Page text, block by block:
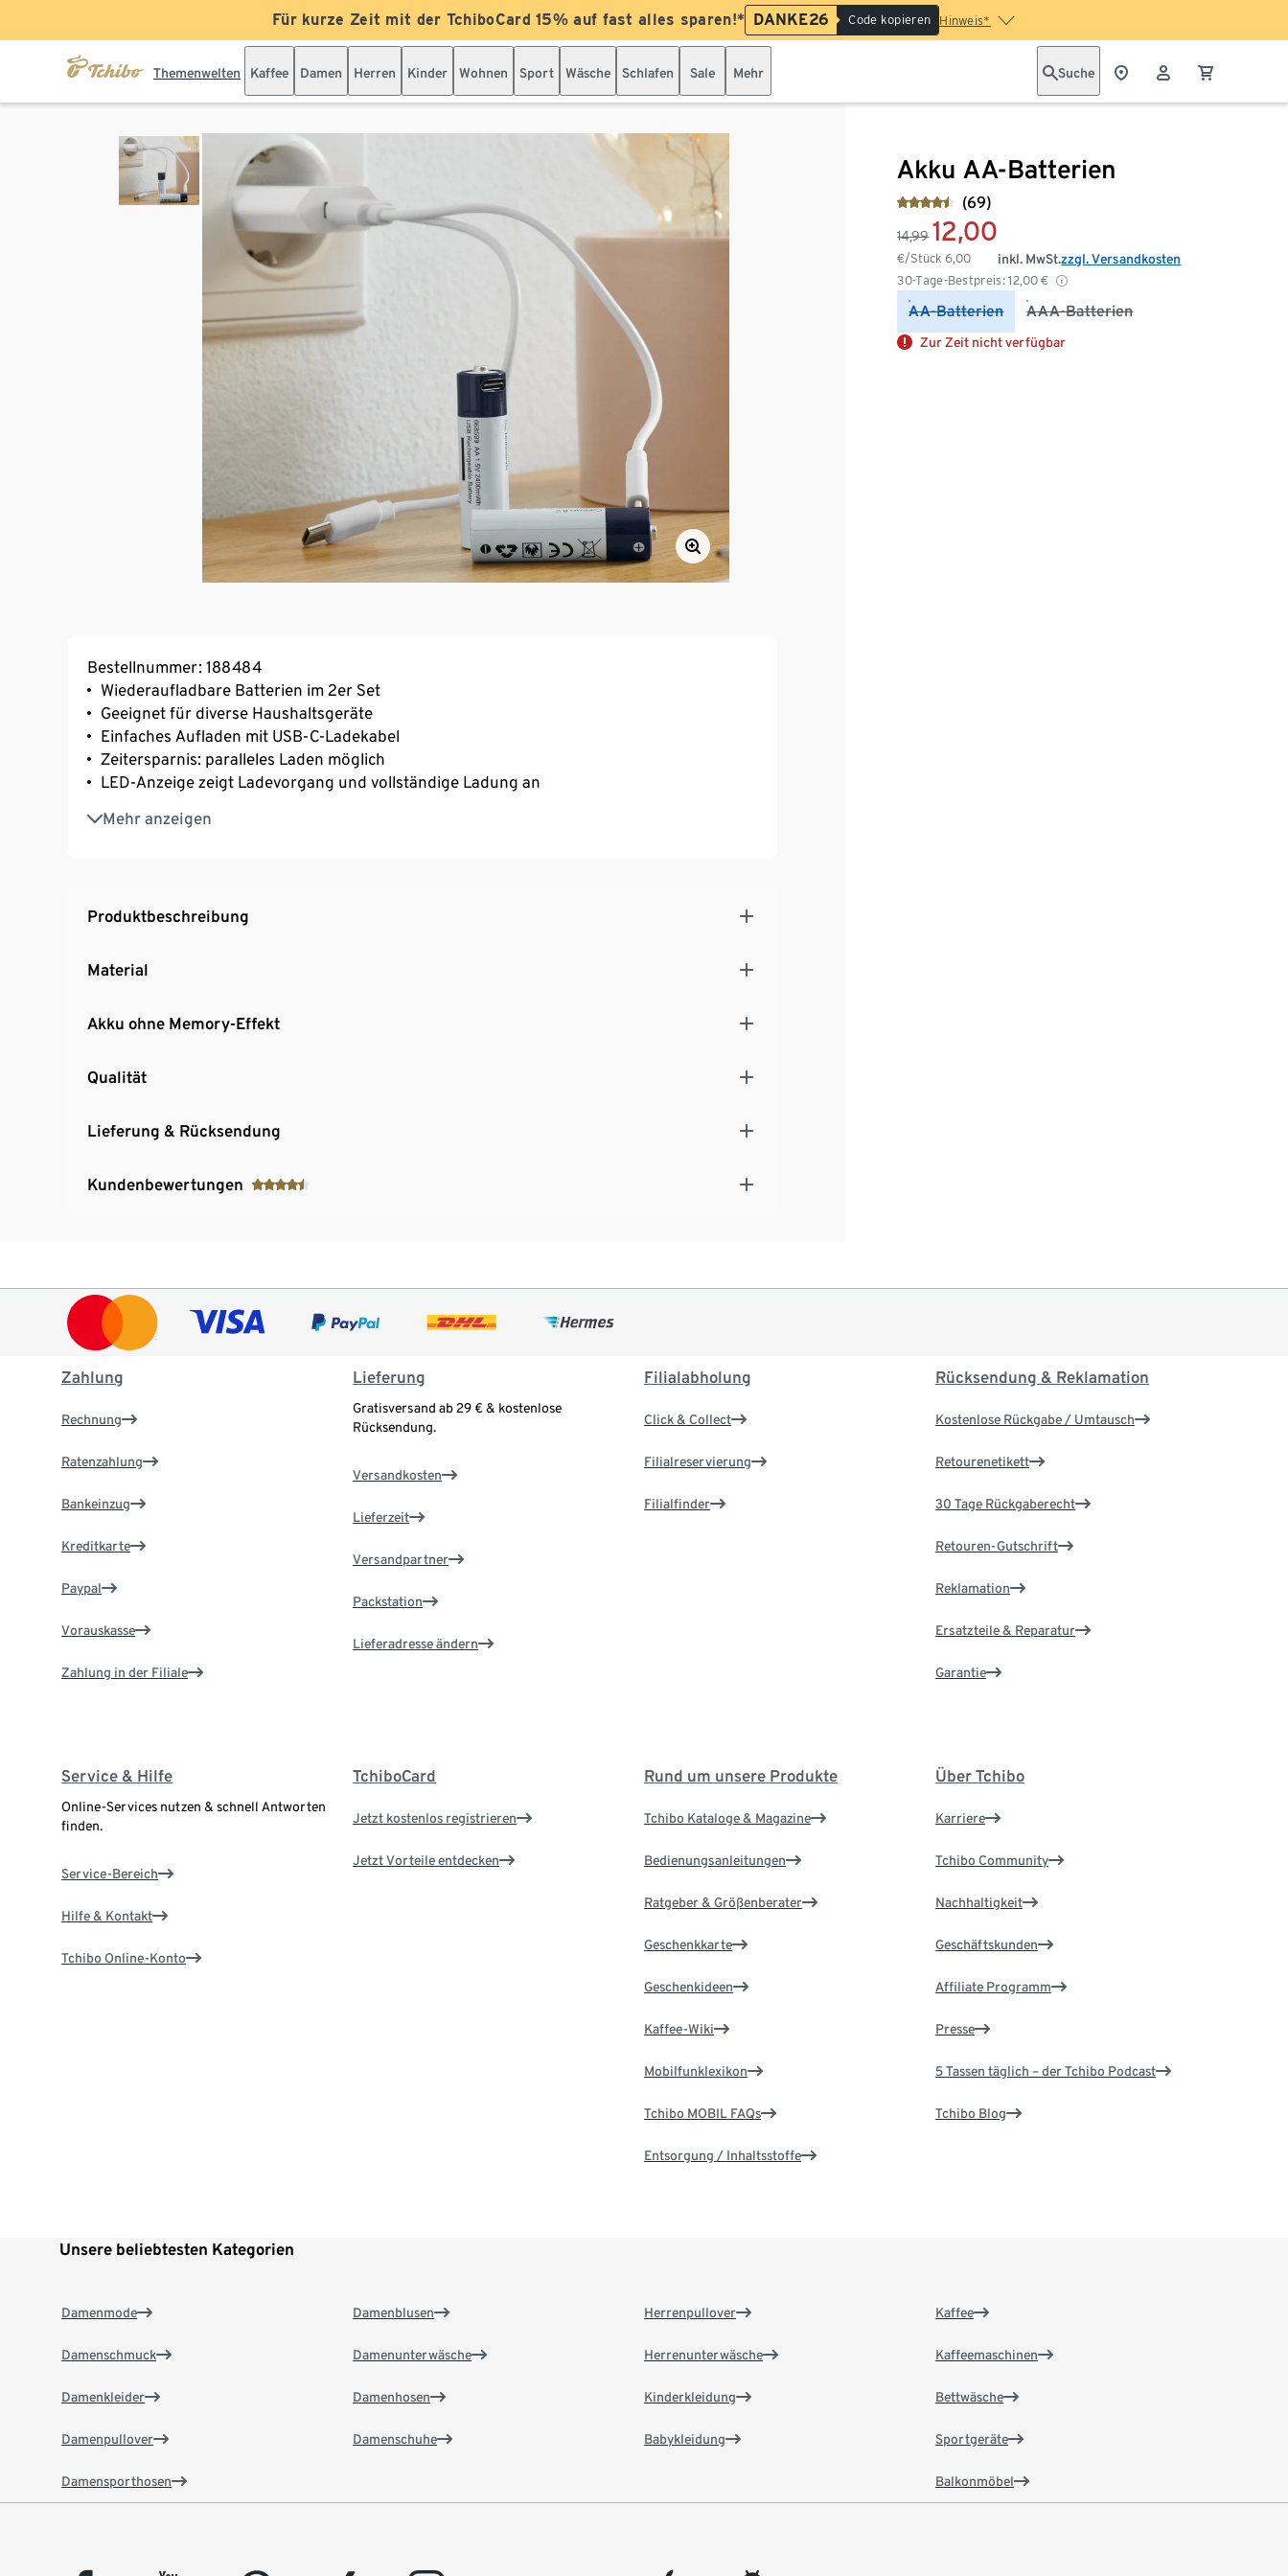
Für kurze Zeit mit der TchiboCard 15% auf fast alles sparen!* DANKE26 Code kopieren Hinweis*
Themenwelten Kaffee Damen Herren Kinder Wohnen Sport Wäsche Schlafen Sale Mehr Suche
Akku AA-Batterien
(69)
14,99 12,00
€/Stück6,00
30-Tage-Bestpreis: 12,00 €
inkl. MwSt.zzgl. Versandkosten
AA-Batterien AAA-Batterien
Zur Zeit nicht verfügbar
Bestellnummer: 188484
Wiederaufladbare Batterien im 2er Set
Geeignet für diverse Haushaltsgeräte
Einfaches Aufladen mit USB-C-Ladekabel
Zeitersparnis: paralleles Laden möglich
LED-Anzeige zeigt Ladevorgang und vollständige Ladung an
Mehr anzeigen
Ladezeit: max. 3 Stunden
Inkl. USB-C-Ladekabel
Produktbeschreibung
Material
Akku ohne Memory-Effekt
Qualität
Lieferung & Rücksendung
Kundenbewertungen
Zahlung
Rechnung
Ratenzahlung
Bankeinzug
Kreditkarte
Paypal
Vorauskasse
Zahlung in der Filiale
Lieferung
Gratisversand ab 29 € & kostenlose
Rücksendung.
Versandkosten
Lieferzeit
Versandpartner
Packstation
Lieferadresse ändern
Filialabholung
Click & Collect
Filialreservierung
Filialfinder
Rücksendung & Reklamation
Kostenlose Rückgabe / Umtausch
Retourenetikett
30 Tage Rückgaberecht
Retouren-Gutschrift
Reklamation
Ersatzteile & Reparatur
Garantie
Service & Hilfe
Online-Services nutzen & schnell Antworten
finden.
Service-Bereich
Hilfe & Kontakt
Tchibo Online-Konto
TchiboCard
Jetzt kostenlos registrieren
Jetzt Vorteile entdecken
Rund um unsere Produkte
Tchibo Kataloge & Magazine
Bedienungsanleitungen
Ratgeber & Größenberater
Geschenkkarte
Geschenkideen
Kaffee-Wiki
Mobilfunklexikon
Tchibo MOBIL FAQs
Entsorgung / Inhaltsstoffe
Über Tchibo
Karriere
Tchibo Community
Nachhaltigkeit
Geschäftskunden
Affiliate Programm
Presse
5 Tassen täglich – der Tchibo Podcast
Tchibo Blog
Unsere beliebtesten Kategorien
Damenmode
Damenschmuck
Damenkleider
Damenpullover
Damensporthosen
Damenblusen
Damenunterwäsche
Damenhosen
Damenschuhe
Herrenpullover
Herrenunterwäsche
Kinderkleidung
Babykleidung
Kaffee
Kaffeemaschinen
Bettwäsche
Sportgeräte
Balkonmöbel